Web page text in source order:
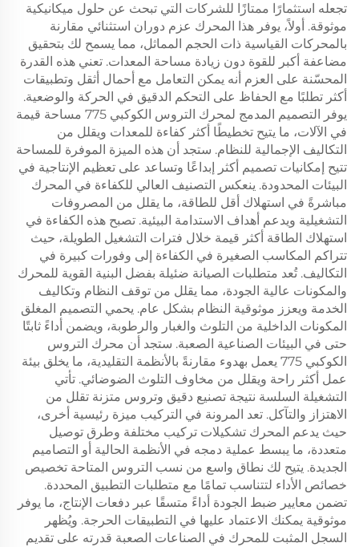
تجعله استثمارًا ممتازًا للشركات التي تبحث عن حلول ميكانيكية
موثوقة. أولاً، يوفر هذا المحرك عزم دوران استثنائي مقارنة
بالمحركات القياسية ذات الحجم المماثل، مما يسمح لك بتحقيق
مضاعفة أكبر للقوة دون زيادة مساحة المعدات. تعني هذه القدرة
المحسّنة على العزم أنه يمكن التعامل مع أحمال أثقل وتطبيقات
أكثر تطلبًا مع الحفاظ على التحكم الدقيق في الحركة والوضعية.
يوفر التصميم المدمج لمحرك التروس الكوكبي 775 مساحة قيمة
في الآلات، ما يتيح تخطيطًا أكثر كفاءة للمعدات ويقلل من
التكاليف الإجمالية للنظام. ستجد أن هذه الميزة الموفرة للمساحة
تتيح إمكانيات تصميم أكثر إبداعًا وتساعد على تعظيم الإنتاجية في
البيئات المحدودة. ينعكس التصنيف العالي للكفاءة في المحرك
مباشرةً في استهلاك أقل للطاقة، ما يقلل من المصروفات
التشغيلية ويدعم أهداف الاستدامة البيئية. تصبح هذه الكفاءة في
استهلاك الطاقة أكثر قيمة خلال فترات التشغيل الطويلة، حيث
تتراكم المكاسب الصغيرة في الكفاءة إلى وفورات كبيرة في
التكاليف. تُعد متطلبات الصيانة ضئيلة بفضل البنية القوية للمحرك
والمكونات عالية الجودة، مما يقلل من توقف النظام وتكاليف
الخدمة ويعزز موثوقية النظام بشكل عام. يحمي التصميم المغلق
المكونات الداخلية من التلوث والغبار والرطوبة، ويضمن أداءً ثابتًا
حتى في البيئات الصناعية الصعبة. ستجد أن محرك التروس
الكوكبي 775 يعمل بهدوء مقارنةً بالأنظمة التقليدية، ما يخلق بيئة
عمل أكثر راحة ويقلل من مخاوف التلوث الضوضائي. تأتي
التشغيلة السلسة نتيجة تصنيع دقيق وتروس متزنة تقلل من
الاهتزاز والتآكل. تعد المرونة في التركيب ميزة رئيسية أخرى،
حيث يدعم المحرك تشكيلات تركيب مختلفة وطرق توصيل
متعددة، ما يبسط عملية دمجه في الأنظمة الحالية أو التصاميم
الجديدة. يتيح لك نطاق واسع من نسب التروس المتاحة تخصيص
خصائص الأداء لتتناسب تمامًا مع متطلبات التطبيق المحددة.
تضمن معايير ضبط الجودة أداءً متسقًا عبر دفعات الإنتاج، ما يوفر
موثوقية يمكنك الاعتماد عليها في التطبيقات الحرجة. ويُظهر
السجل المثبت للمحرك في الصناعات الصعبة قدرته على تقديم